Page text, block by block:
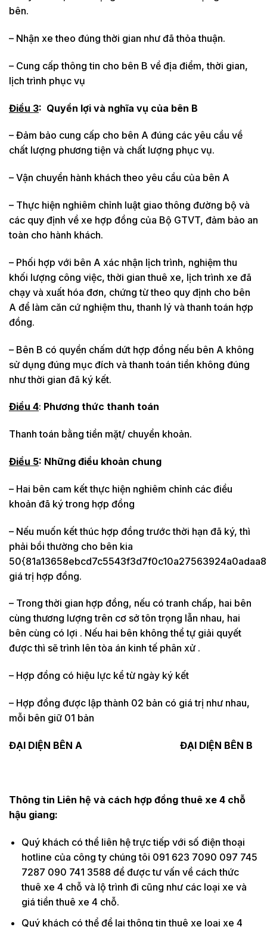
bên.
– Nhận xe theo đúng thời gian như đã thỏa thuận.
– Cung cấp thông tin cho bên B về địa điểm, thời gian,
lịch trình phục vụ
Điều 3: Quyền lợi và nghĩa vụ của bên B
– Đảm bảo cung cấp cho bên A đúng các yêu cầu về
chất lượng phương tiện và chất lượng phục vụ.
– Vận chuyển hành khách theo yêu cầu của bên A
– Thực hiện nghiêm chỉnh luật giao thông đường bộ và
các quy định về xe hợp đồng của Bộ GTVT, đảm bảo an
toàn cho hành khách.
– Phối hợp với bên A xác nhận lịch trình, nghiệm thu
khối lượng công việc, thời gian thuê xe, lịch trình xe đã
chạy và xuất hóa đơn, chứng từ theo quy định cho bên
A để làm căn cứ nghiệm thu, thanh lý và thanh toán hợp
đồng.
– Bên B có quyền chấm dứt hợp đồng nếu bên A không
sử dụng đúng mục đích và thanh toán tiền không đúng
như thời gian đã ký kết.
Điều 4: Phương thức thanh toán
Thanh toán bằng tiền mặt/ chuyển khoản.
Điều 5: Những điều khoản chung
– Hai bên cam kết thực hiện nghiêm chỉnh các điều
khoản đã ký trong hợp đồng
– Nếu muốn kết thúc hợp đồng trước thời hạn đã ký, thì
phải bồi thường cho bên kia
giá trị hợp đồng.
– Trong thời gian hợp đồng, nếu có tranh chấp, hai bên
cùng thương lượng trên cơ sở tôn trọng lẫn nhau, hai
bên cùng có lợi . Nếu hai bên không thể tự giải quyết
được thì sẽ trình lên tòa án kinh tế phân xử .
– Hợp đồng có hiệu lực kể từ ngày ký kết
– Hợp đồng được lập thành 02 bản có giá trị như nhau,
mỗi bên giữ 01 bản
ĐẠI DIỆN BÊN A ĐẠI DIỆN BÊN B
Thông tin Liên hệ và cách hợp đồng thuê xe 4 chỗ
hậu giang:
Quý khách có thể liên hệ trực tiếp với số điện thoại
hotline của công ty chúng tôi 091 623 7090 097 745
7287 090 741 3588 để được tư vấn về cách thức
thuê xe 4 chỗ và lộ trình đi cũng như các loại xe và
giá tiền thuê xe 4 chỗ.
Quý khách có thể để lại thông tin thuê xe loại xe 4